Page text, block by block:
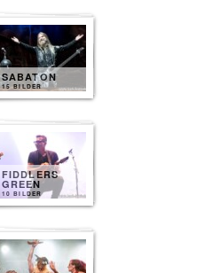
SABATON
15 BILDER
FIDDLERS
GREEN
10 BILDER